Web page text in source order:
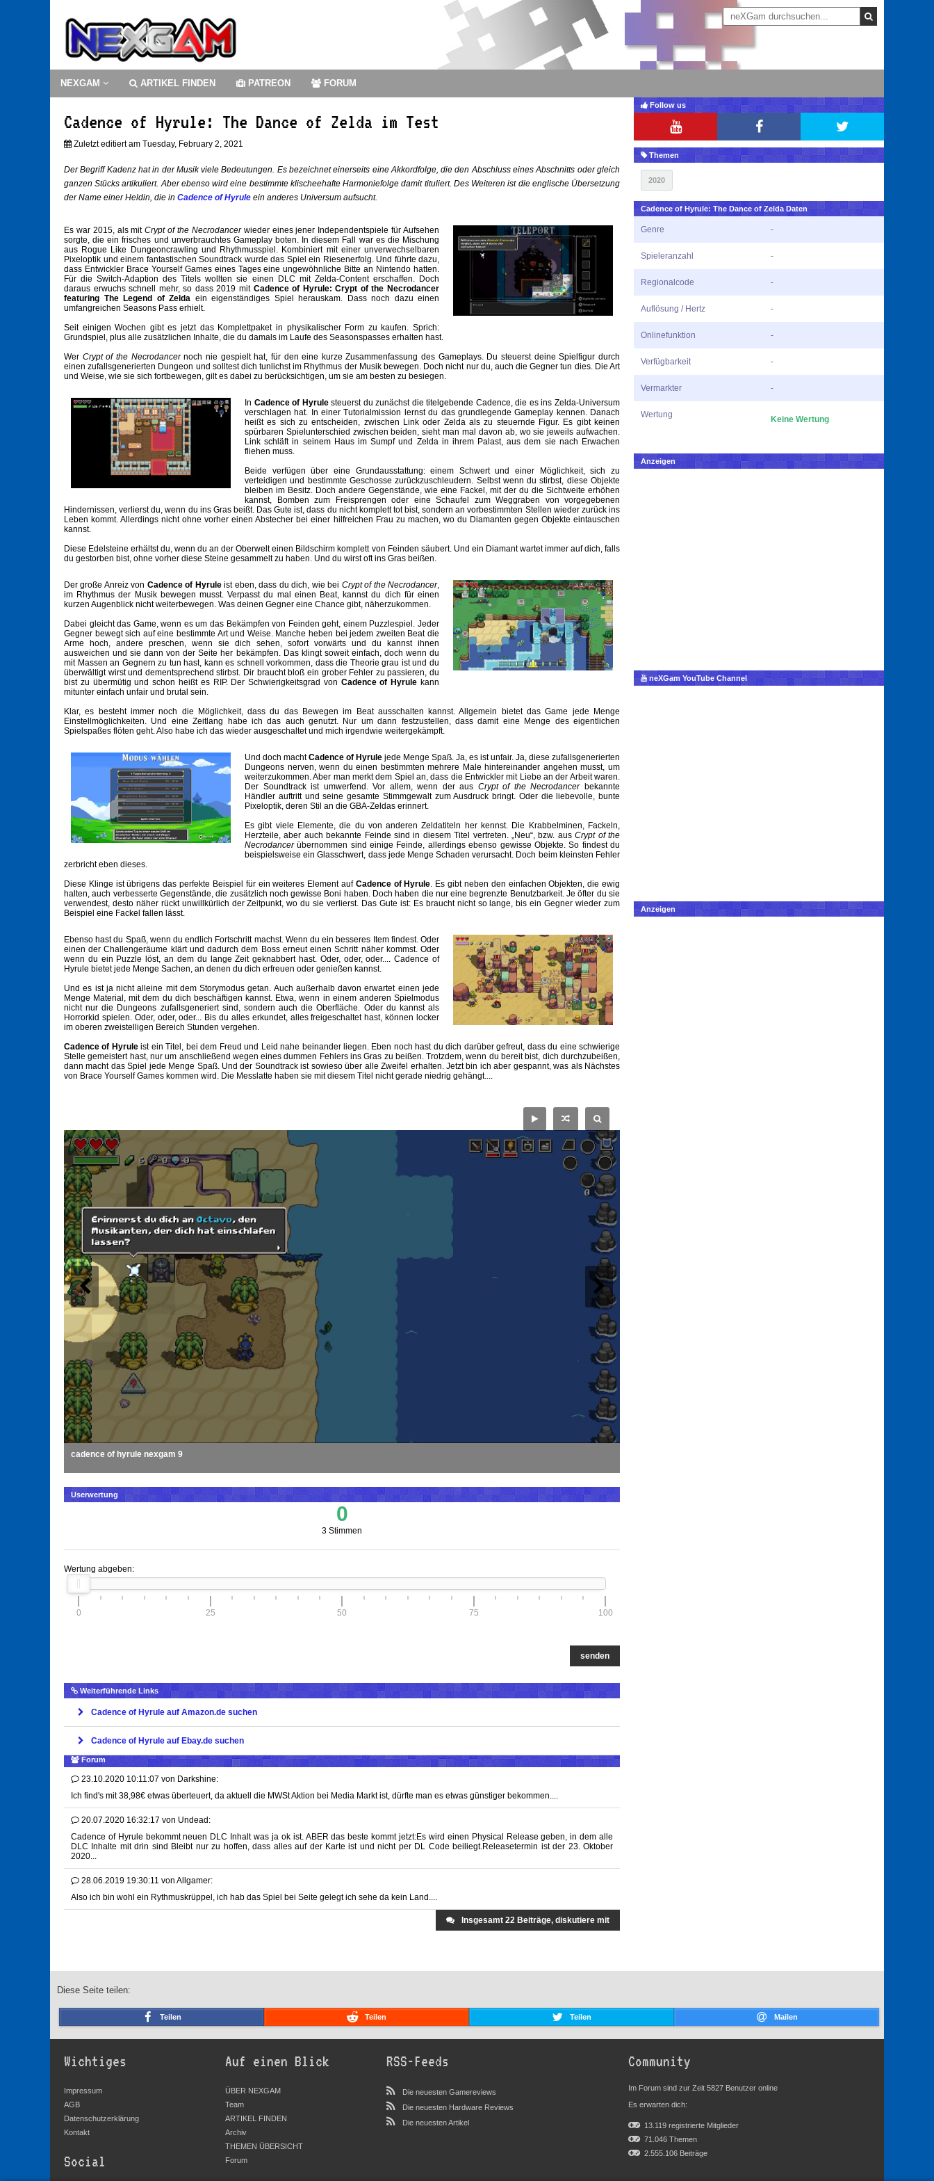
NEXGAM ARTIKEL FINDEN PATREON FORUM
Cadence of Hyrule: The Dance of Zelda im Test
Zuletzt editiert am Tuesday, February 2, 2021
Der Begriff Kadenz hat in der Musik viele Bedeutungen. Es bezeichnet einerseits eine Akkordfolge, die den Abschluss eines Abschnitts oder gleich
ganzen Stücks artikuliert. Aber ebenso wird eine bestimmte klischeehafte Harmoniefolge damit tituliert. Des Weiteren ist die englische Übersetzung
der Name einer Heldin, die in Cadence of Hyrule ein anderes Universum aufsucht.
Es war 2015, als mitCrypt of the Necrodancerwieder eines jener Independentspiele für Aufsehen
sorgte, die ein frisches und unverbrauchtes Gameplay boten. In diesem Fall war es die Mischung
aus Rogue Like Dungeoncrawling und Rhythmusspiel. Kombiniert mit einer unverwechselbaren
Pixeloptik und einem fantastischen Soundtrack wurde das Spiel ein Riesenerfolg. Und führte dazu,
dass Entwickler Brace Yourself Games eines Tages eine ungewöhnliche Bitte an Nintendo hatten.
Für die Switch-Adaption des Titels wollten sie einen DLC mit Zelda-Content erschaffen. Doch
daraus erwuchs schnell mehr, so dass 2019 mit Cadence of Hyrule: Crypt of the Necrodancer
featuring The Legend of Zelda ein eigenständiges Spiel herauskam. Dass noch dazu einen
umfangreichen Seasons Pass erhielt.
Seit einigen Wochen gibt es jetzt das Komplettpaket in physikalischer Form zu kaufen. Sprich:
Grundspiel, plus alle zusätzlichen Inhalte, die du damals im Laufe des Seasonspasses erhalten hast.
Wer Crypt of the Necrodancernoch nie gespielt hat, für den eine kurze Zusammenfassung des Gameplays. Du steuerst deine Spielfigur durch
einen zufallsgenerierten Dungeon und solltest dich tunlichst im Rhythmus der Musik bewegen. Doch nicht nur du, auch die Gegner tun dies. Die Art
und Weise, wie sie sich fortbewegen, gilt es dabei zu berücksichtigen, um sie am besten zu besiegen.
In Cadence of Hyrulesteuerst du zunächst die titelgebende Cadence, die es ins Zelda-Universum
verschlagen hat. In einer Tutorialmission lernst du das grundlegende Gameplay kennen. Danach
heißt es sich zu entscheiden, zwischen Link oder Zelda als zu steuernde Figur. Es gibt keinen
spürbaren Spielunterschied zwischen beiden, sieht man mal davon ab, wo sie jeweils aufwachen.
Link schläft in seinem Haus im Sumpf und Zelda in ihrem Palast, aus dem sie nach Erwachen
fliehen muss.
Beide verfügen über eine Grundausstattung: einem Schwert und einer Möglichkeit, sich zu
verteidigen und bestimmte Geschosse zurückzuschleudern. Selbst wenn du stirbst, diese Objekte
bleiben im Besitz. Doch andere Gegenstände, wie eine Fackel, mit der du die Sichtweite erhöhen
kannst, Bomben zum Freisprengen oder eine Schaufel zum Weggraben von vorgegebenen
Hindernissen, verlierst du, wenn du ins Gras beißt. Das Gute ist, dass du nicht komplett tot bist, sondern an vorbestimmten Stellen wieder zurück ins
Leben kommt. Allerdings nicht ohne vorher einen Abstecher bei einer hilfreichen Frau zu machen, wo du Diamanten gegen Objekte eintauschen
kannst.
Diese Edelsteine erhältst du, wenn du an der Oberwelt einen Bildschirm komplett von Feinden säubert. Und ein Diamant wartet immer auf dich, falls
du gestorben bist, ohne vorher diese Steine gesammelt zu haben. Und du wirst oft ins Gras beißen.
Der große Anreiz von Cadence of Hyruleist eben, dass du dich, wie bei Crypt of the Necrodancer,
im Rhythmus der Musik bewegen musst. Verpasst du mal einen Beat, kannst du dich für einen
kurzen Augenblick nicht weiterbewegen. Was deinen Gegner eine Chance gibt, näherzukommen.
Dabei gleicht das Game, wenn es um das Bekämpfen von Feinden geht, einem Puzzlespiel. Jeder
Gegner bewegt sich auf eine bestimmte Art und Weise. Manche heben bei jedem zweiten Beat die
Arme hoch, andere preschen, wenn sie dich sehen, sofort vorwärts und du kannst ihnen
ausweichen und sie dann von der Seite her bekämpfen. Das klingt soweit einfach, doch wenn du
mit Massen an Gegnern zu tun hast, kann es schnell vorkommen, dass die Theorie grau ist und du
überwältigt wirst und dementsprechend stirbst. Dir braucht bloß ein grober Fehler zu passieren, du
bist zu übermütig und schon heißt es RIP. Der Schwierigkeitsgrad von Cadence of Hyrule kann
mitunter einfach unfair und brutal sein.
Klar, es besteht immer noch die Möglichkeit, dass du das Bewegen im Beat ausschalten kannst. Allgemein bietet das Game jede Menge
Einstellmöglichkeiten. Und eine Zeitlang habe ich das auch genutzt. Nur um dann festzustellen, dass damit eine Menge des eigentlichen
Spielspaßes flöten geht. Also habe ich das wieder ausgeschaltet und mich irgendwie weitergekämpft.
Und doch machtCadence of Hyrule jede Menge Spaß. Ja, es ist unfair. Ja, diese zufallsgenerierten
Dungeons nerven, wenn du einen bestimmten mehrere Male hintereinander angehen musst, um
weiterzukommen. Aber man merkt dem Spiel an, dass die Entwickler mit Liebe an der Arbeit waren.
Der Soundtrack ist umwerfend. Vor allem, wenn der aus Crypt of the Necrodancerbekannte
Händler auftritt und seine gesamte Stimmgewalt zum Ausdruck bringt. Oder die liebevolle, bunte
Pixeloptik, deren Stil an die GBA-Zeldas erinnert.
Es gibt viele Elemente, die du von anderen Zeldatiteln her kennst. Die Krabbelminen, Fackeln,
Herzteile, aber auch bekannte Feinde sind in diesem Titel vertreten. „Neu“, bzw. ausCrypt of the
Necrodancerübernommen sind einige Feinde, allerdings ebenso gewisse Objekte. So findest du
beispielsweise ein Glasschwert, dass jede Menge Schaden verursacht. Doch beim kleinsten Fehler
zerbricht eben dieses.
Diese Klinge ist übrigens das perfekte Beispiel für ein weiteres Element auf Cadence of Hyrule. Es gibt neben den einfachen Objekten, die ewig
halten, auch verbesserte Gegenstände, die zusätzlich noch gewisse Boni haben. Doch haben die nur eine begrenzte Benutzbarkeit. Je öfter du sie
verwendest, desto näher rückt unwillkürlich der Zeitpunkt, wo du sie verlierst. Das Gute ist: Es braucht nicht so lange, bis ein Gegner wieder zum
Beispiel eine Fackel fallen lässt.
Ebenso hast du Spaß, wenn du endlich Fortschritt machst. Wenn du ein besseres Item findest. Oder
einen der Challengeräume klärt und dadurch dem Boss erneut einen Schritt näher kommst. Oder
wenn du ein Puzzle löst, an dem du lange Zeit geknabbert hast. Oder, oder, oder.... Cadence of
Hyrule bietet jede Menge Sachen, an denen du dich erfreuen oder genießen kannst.
Und es ist ja nicht alleine mit dem Storymodus getan. Auch außerhalb davon erwartet einen jede
Menge Material, mit dem du dich beschäftigen kannst. Etwa, wenn in einem anderen Spielmodus
nicht nur die Dungeons zufallsgeneriert sind, sondern auch die Oberfläche. Oder du kannst als
Horrorkid spielen. Oder, oder, oder... Bis du alles erkundet, alles freigeschaltet hast, können locker
im oberen zweistelligen Bereich Stunden vergehen.
Cadence of Hyruleist ein Titel, bei dem Freud und Leid nahe beinander liegen. Eben noch hast du dich darüber gefreut, dass du eine schwierige
Stelle gemeistert hast, nur um anschließend wegen eines dummen Fehlers ins Gras zu beißen. Trotzdem, wenn du bereit bist, dich durchzubeißen,
dann macht das Spiel jede Menge Spaß. Und der Soundtrack ist sowieso über alle Zweifel erhalten. Jetzt bin ich aber gespannt, was als Nächstes
von Brace Yourself Games kommen wird. Die Messlatte haben sie mit diesem Titel nicht gerade niedrig gehängt....
cadence of hyrule nexgam 9
Userwertung
0
3 Stimmen
Wertung abgeben:
0 25 50 75 100
senden
Weiterführende Links
Cadence of Hyrule auf Amazon.de suchen
Cadence of Hyrule auf Ebay.de suchen
Forum
23.10.2020 10:11:07 von Darkshine:
Ich find's mit 38,98€ etwas überteuert, da aktuell die MWSt Aktion bei Media Markt ist, dürfte man es etwas günstiger bekommen....
20.07.2020 16:32:17 von Undead:
Cadence of Hyrule bekommt neuen DLC Inhalt was ja ok ist. ABER das beste kommt jetzt:Es wird einen Physical Release geben, in dem alle
DLC Inhalte mit drin sind Bleibt nur zu hoffen, dass alles auf der Karte ist und nicht per DL Code beiliegt.Releasetermin ist der 23. Oktober
2020...
28.06.2019 19:30:11 von Allgamer:
Also ich bin wohl ein Rythmuskrüppel, ich hab das Spiel bei Seite gelegt ich sehe da kein Land....
Insgesamt 22 Beiträge, diskutiere mit
Follow us
Themen
2020
Cadence of Hyrule: The Dance of Zelda Daten
Genre -
Spieleranzahl -
Regionalcode -
Auflösung / Hertz -
Onlinefunktion -
Verfügbarkeit -
Vermarkter -
Wertung Keine Wertung
Anzeigen
neXGam YouTube Channel
Anzeigen
Diese Seite teilen:
Teilen Teilen Teilen Mailen
Wichtiges
Impressum
AGB
Datenschutzerklärung
Kontakt
Social
Auf einen Blick
ÜBER NEXGAM
Team
ARTIKEL FINDEN
Archiv
THEMEN ÜBERSICHT
Forum
RSS-Feeds
Die neuesten Gamereviews
Die neuesten Hardware Reviews
Die neuesten Artikel
Community
Im Forum sind zur Zeit 5827 Benutzer online
Es erwarten dich:
13.119 registrierte Mitglieder
71.046 Themen
2.555.106 Beiträge